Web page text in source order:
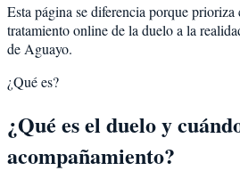
Esta página se diferencia porque prioriza
tratamiento online de la duelo a la
de Aguayo.
¿Qué es?
¿Qué es el duelo y
acompañamiento?